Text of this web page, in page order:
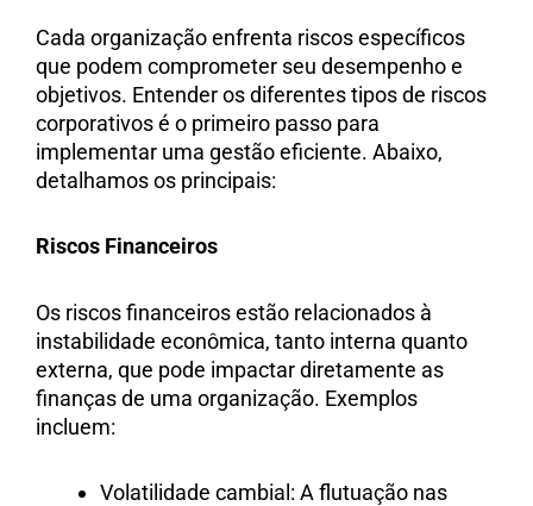
Cada organização enfrenta riscos específicos
que podem comprometer seu desempenho e
objetivos. Entender os diferentes tipos de riscos
corporativos é o primeiro passo para
implementar uma gestão eficiente. Abaixo,
detalhamos os principais:
Riscos Financeiros
Os riscos financeiros estão relacionados à
instabilidade econômica, tanto interna quanto
externa, que pode impactar diretamente as
finanças de uma organização. Exemplos
incluem:
Volatilidade cambial: A flutuação nas